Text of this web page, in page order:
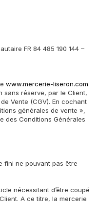
FR 84 485 190 144 –
www.mercerie-liseron.com
sans réserve, par le Client,
Vente (CGV). En cochant
générales de vente »,
des Conditions Générales
fini ne pouvant pas être
nécessitant d’être coupé
A ce titre, la mercerie